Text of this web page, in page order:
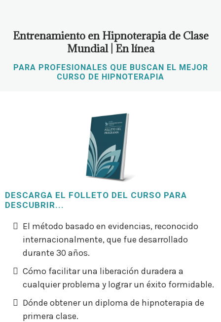
Entrenamiento en Hipnoterapia de Clase
Mundial | En línea
PARA PROFESIONALES QUE BUSCAN EL MEJOR
CURSO DE HIPNOTERAPIA
DESCARGA EL FOLLETO DEL CURSO PARA
DESCUBRIR...
El método basado en evidencias, reconocido
internacionalmente, que fue desarrollado
durante 30 años.
Cómo facilitar una liberación duradera a
cualquier problema y lograr un éxito formidable.
Dónde obtener un diploma de hipnoterapia de
primera clase.